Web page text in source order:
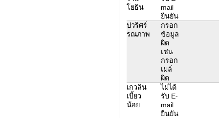
โยธิน
mail
ยืนยัน
ปวริศร์
รณภาพ
กรอก
ข้อมูล
ผิด
เช่น
กรอก
เมล์
ผิด
เกวลิน
เบี้ยว
น้อย
ไม่ได้
รับ E-
mail
ยืนยัน